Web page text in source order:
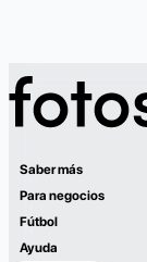
Saber más
Para negocios
Fútbol
Ayuda